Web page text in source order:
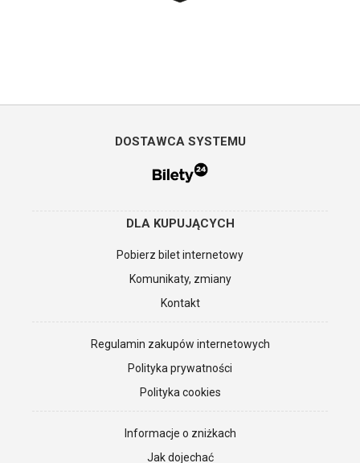
DOSTAWCA SYSTEMU
DLA KUPUJĄCYCH
Pobierz bilet internetowy
Komunikaty, zmiany
Kontakt
Regulamin zakupów internetowych
Polityka prywatności
Polityka cookies
Informacje o zniżkach
Jak dojechać